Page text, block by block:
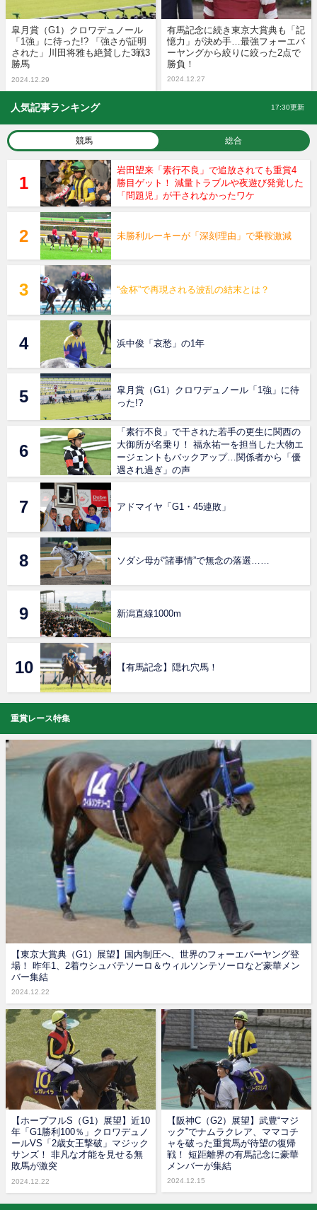
皐月賞（G1）クロワデュノール
「1強」に待った!? 「強さが証明
された」川田将雅も絶賛した3戦3
勝馬
2024.12.29
有馬記念に続き東京大賞典も「記
憶力」が決め手…最強フォーエバ
ーヤングから絞りに絞った2点で
勝負！
2024.12.27
人気記事ランキング 17:30更新
競馬 総合
岩田望来「素行不良」で追放されても重賞4
勝目ゲット！ 減量トラブルや夜遊び発覚した
「問題児」が干されなかったワケ
未勝利ルーキーが「深刻理由」で乗鞍激減
“金杯”で再現される波乱の結末とは？
浜中俊「哀愁」の1年
皐月賞（G1）クロワデュノール「1強」に待
った!?
「素行不良」で干された若手の更生に関西の
大御所が名乗り！ 福永祐一を担当した大物エ
ージェントもバックアップ…関係者から「優
遇され過ぎ」の声
アドマイヤ「G1・45連敗」
ソダシ母が“諸事情”で無念の落選……
新潟直線1000m
【有馬記念】隠れ穴馬！
重賞レース特集
【東京大賞典（G1）展望】国内制圧へ、世界のフォーエバーヤング登
場！ 昨年1、2着ウシュバテソーロ＆ウィルソンテソーロなど豪華メン
バー集結
2024.12.22
【ホープフルS（G1）展望】近10
年「G1勝利100％」クロワデュノ
ールVS「2歳女王撃破」マジック
サンズ！ 非凡な才能を見せる無
敗馬が激突
2024.12.22
【阪神C（G2）展望】武豊“マジ
ック”でナムラクレア、ママコチ
ャを破った重賞馬が待望の復帰
戦！ 短距離界の有馬記念に豪華
メンバーが集結
2024.12.15